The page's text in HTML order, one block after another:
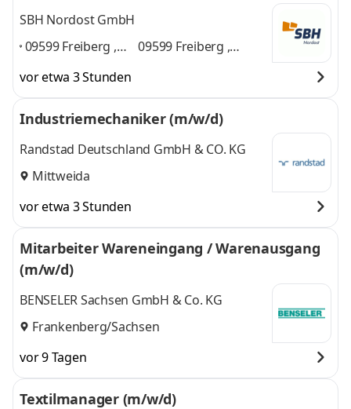
ädagogik) // alternativ Sozialpädagoge (m/w/
d) mit Übungsleiterlizenz und sportlicher Affi
nität
SBH Nordost GmbH
09599 Freiberg ,
Mittweida ,
Wilsdruff ,
Großschirma ,
Mittelsachsen
09599 Freiberg ,
Großschirma ,
Mittelsachsenund 4
weitere
vor etwa 3 Stunden
Industriemechaniker (m/w/d)
Randstad Deutschland GmbH & CO. KG
Mittweida
vor etwa 3 Stunden
Mitarbeiter Wareneingang / Warenausgang
(m/w/d)
BENSELER Sachsen GmbH & Co. KG
Frankenberg/Sachsen
vor 9 Tagen
Textilmanager (m/w/d)